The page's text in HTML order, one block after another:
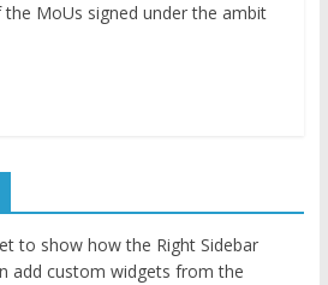
MoUs signed under the ambit
to show how the Right Sidebar
add custom widgets from the